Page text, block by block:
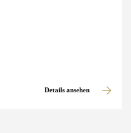
Details ansehen